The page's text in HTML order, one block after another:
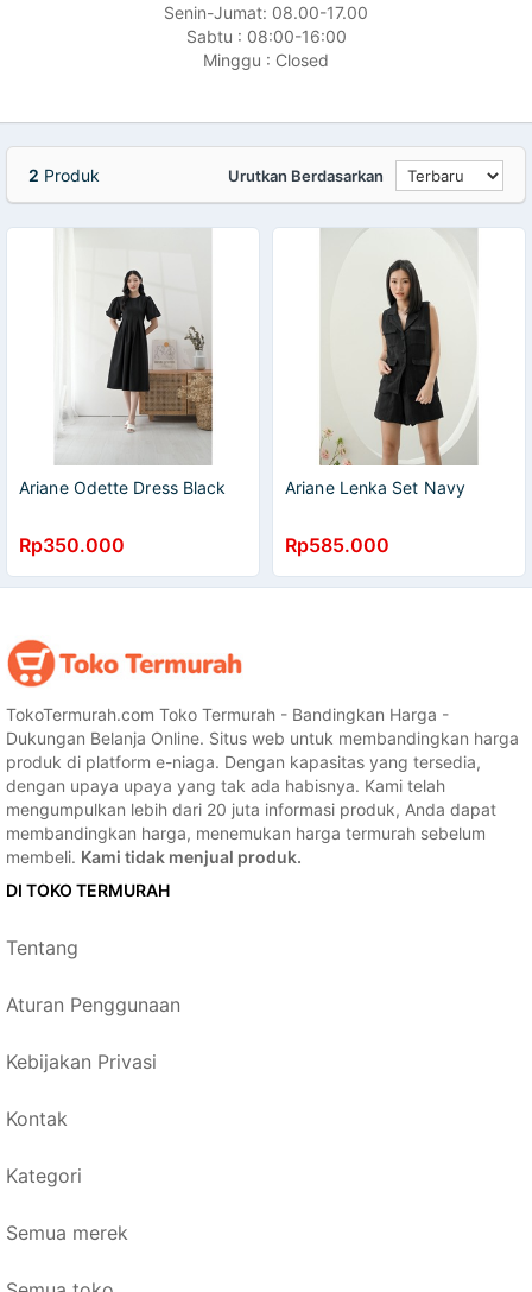
Senin-Jumat: 08.00-17.00
Sabtu : 08:00-16:00
Minggu : Closed
2 Produk Urutkan Berdasarkan
Ariane Odette Dress Black
Rp350.000
Ariane Lenka Set Navy
Rp585.000
TokoTermurah.com Toko Termurah - Bandingkan Harga -
Dukungan Belanja Online. Situs web untuk membandingkan harga
produk di platform e-niaga. Dengan kapasitas yang tersedia,
dengan upaya upaya yang tak ada habisnya. Kami telah
mengumpulkan lebih dari 20 juta informasi produk, Anda dapat
membandingkan harga, menemukan harga termurah sebelum
membeli. Kami tidak menjual produk.
DI TOKO TERMURAH
Tentang
Aturan Penggunaan
Kebijakan Privasi
Kontak
Kategori
Semua merek